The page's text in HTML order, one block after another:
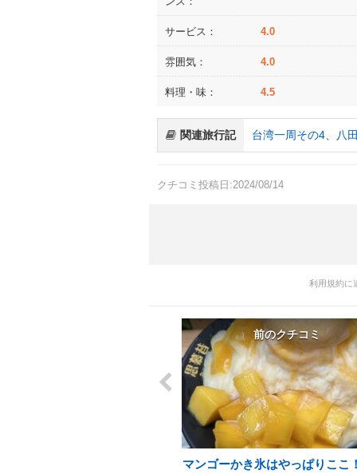
サービス： 4.0
雰囲気： 4.0
料理・味： 4.5
関連旅行記 台湾一周その4、八
クチコミ投稿日:2024/08/14
利用規約に
前のクチコミ
マンゴーかき氷はやっぱりここ